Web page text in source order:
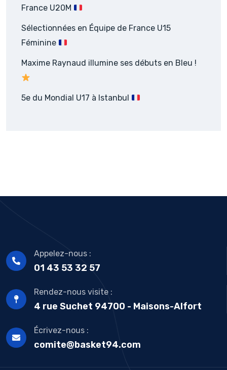
France U20M
Sélectionnées en Équipe de France U15
Féminine
Maxime Raynaud illumine ses débuts en Bleu !
5e du Mondial U17 à Istanbul
Appelez-nous :
01 43 53 32 57
Rendez-nous visite :
4 rue Suchet 94700 - Maisons-Alfort
Écrivez-nous :
comite@basket94.com